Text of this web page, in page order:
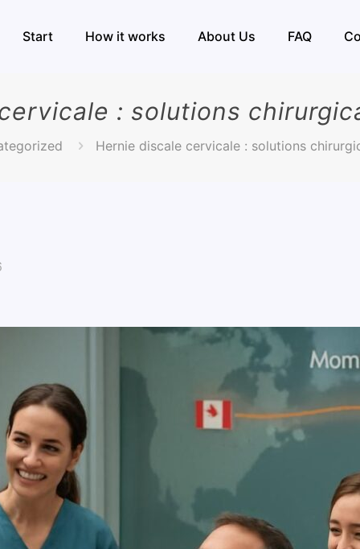
Start How it works About Us FAQ
: solutions
Hernie discale cervicale : solutions